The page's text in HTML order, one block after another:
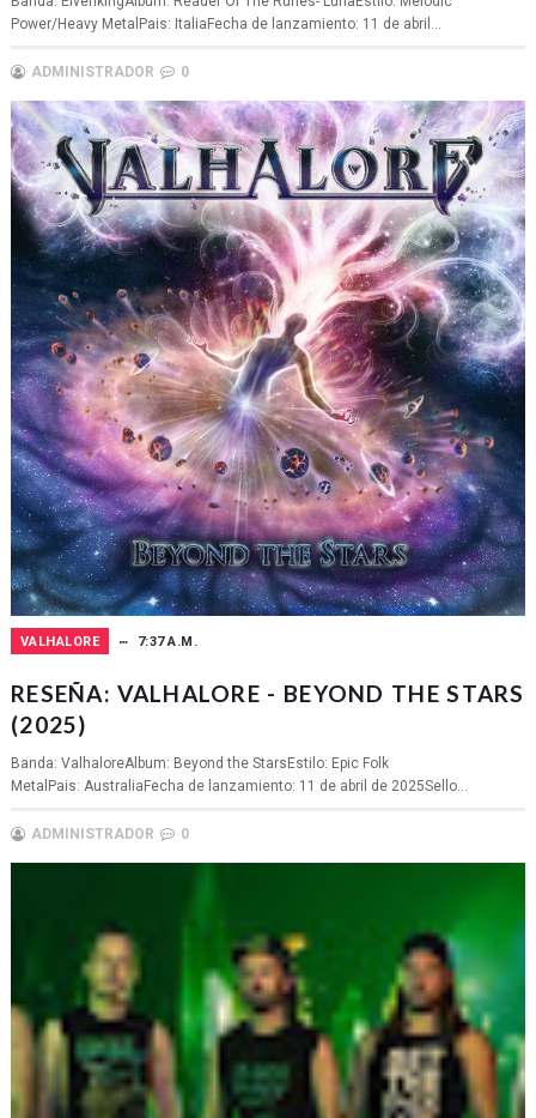
Power/Heavy MetalPais: ItaliaFecha de lanzamiento: 11 de abril...
ADMINISTRADOR 0
VALHALORE 7:37 A.M.
RESEÑA: VALHALORE - BEYOND THE STARS
(2025)
Banda: ValhaloreAlbum: Beyond the StarsEstilo: Epic Folk
MetalPais: AustraliaFecha de lanzamiento: 11 de abril de 2025Sello...
ADMINISTRADOR 0